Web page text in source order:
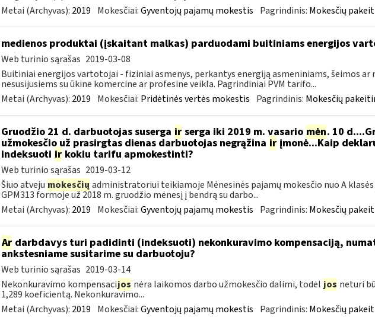
Metai (Archyvas): 2019 Mokesčiai:Gyventojų pajamų mokestis Pagrindinis: Mokesčių
medienos produktai (įskaitant malkas) parduodami buitiniams energijos
Web turinio sąrašas 2019-03-08
Buitiniai energijos vartotojai - fiziniai asmenys, perkantys energiją asmeniniams, šeimos ar
nesusijusiems su ūkine komercine ar profesine veikla. Pagrindiniai PVM tarifo...
Metai (Archyvas): 2019 Mokesčiai: Pridėtinės vertės mokestis Pagrindinis: Mokesčių
Gruodžio 21 d. darbuotojas suserga irserga iki 2019 m. vasario mėn. 10
užmokesčio už prasirgtas dienas darbuotojas negrąžina irįmonė...Kaip
indeksuoti irkokiu tarifu apmokestinti?
Web turinio sąrašas 2019-03-12
Šiuo atveju mokesčių administratoriui teikiamoje Mėnesinės pajamų mokesčio nuo A
GPM313 formoje už 2018 m. gruodžio mėnesį į bendrą su darbo...
Metai (Archyvas): 2019 Mokesčiai:Gyventojų pajamų mokestis Pagrindinis: Mokesčių
Ardarbdavys turi padidinti (indeksuoti) nekonkuravimo kompensaciją,
ankstesniame susitarime su darbuotoju?
Web turinio sąrašas 2019-03-14
Nekonkuravimo kompensacijos nėra laikomos darbo užmokesčio dalimi, todėl jos neturi
1,289 koeficientą. Nekonkuravimo...
Metai (Archyvas): 2019 Mokesčiai:Gyventojų pajamų mokestis Pagrindinis: Mokesčių